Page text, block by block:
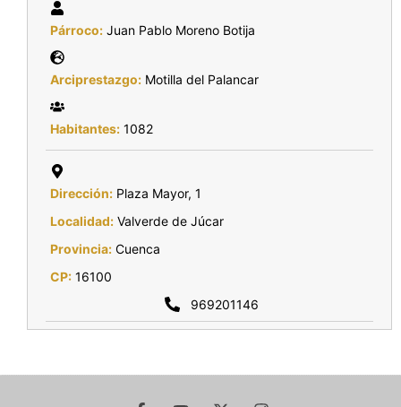
Párroco: Juan Pablo Moreno Botija
Arciprestazgo: Motilla del Palancar
Habitantes: 1082
Dirección: Plaza Mayor, 1
Localidad: Valverde de Júcar
Provincia: Cuenca
CP: 16100
969201146